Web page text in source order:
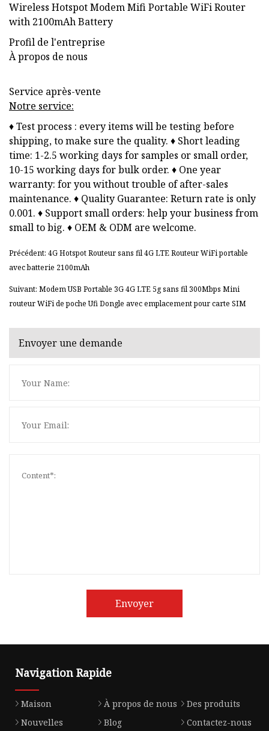
Profil de l'entreprise
À propos de nous
Service après-vente
Notre service:
♦ Test process : every items will be testing before
shipping, to make sure the quality. ♦ Short leading
time: 1-2.5 working days for samples or small order,
10-15 working days for bulk order. ♦ One year
warranty: for you without trouble of after-sales
maintenance. ♦ Quality Guarantee: Return rate is only
0.001. ♦ Support small orders: help your business from
small to big. ♦ OEM & ODM are welcome.
Précédent: 4G Hotspot Routeur sans fil 4G LTE Routeur WiFi portable
avec batterie 2100mAh
Suivant: Modem USB Portable 3G 4G LTE 5g sans fil 300Mbps Mini
routeur WiFi de poche Ufi Dongle avec emplacement pour carte SIM
Envoyer une demande
Envoyer
Navigation Rapide
Maison À propos de nous
Des produits
Nouvelles
Blog
Contactez-nous